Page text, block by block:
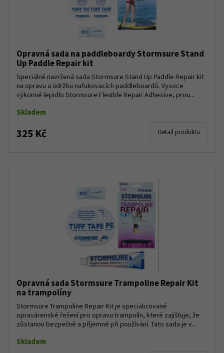
Opravná sada na paddleboardy Stormsure Stand
Up Paddle Repair kit
Speciálně navržená sada Stormsure Stand Up Paddle Repair kit
na opravu a údržbu nafukovacích paddleboardů. Vysoce
výkonné lepidlo Stormsure Flexible Repair Adhesive, prou...
Skladem
325 Kč Detail produktu
Opravná sada Stormsure Trampoline Repair Kit
na trampolíny
Stormsure Trampoline Repair Kit je specializované
opravárenské řešení pro opravu trampolín, které zajišťuje, že
zůstanou bezpečné a příjemné při používání. Tato sada je v...
Skladem